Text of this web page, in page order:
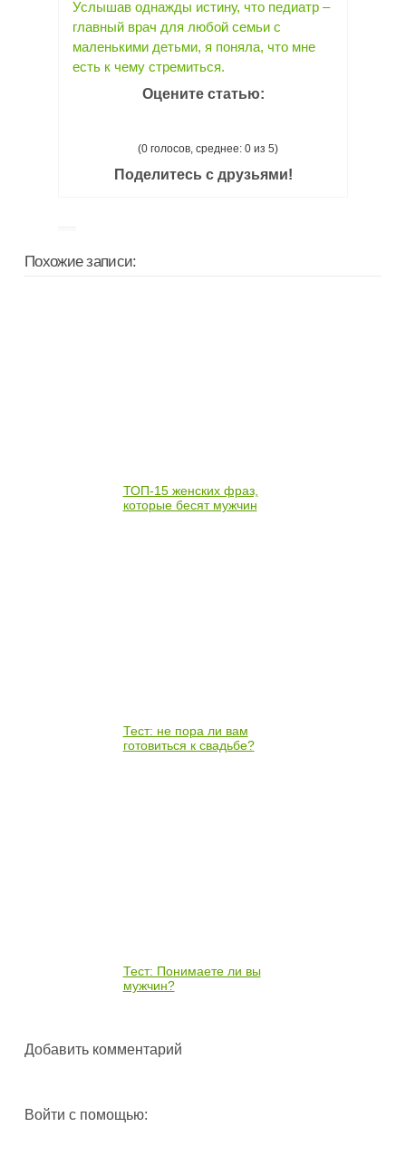
Услышав однажды истину, что педиатр –
главный врач для любой семьи с
маленькими детьми, я поняла, что мне
есть к чему стремиться.
Оцените статью:
(0 голосов, среднее: 0 из 5)
Поделитесь с друзьями!
Похожие записи:
ТОП-15 женских фраз,
которые бесят мужчин
Тест: не пора ли вам
готовиться к свадьбе?
Тест: Понимаете ли вы
мужчин?
Добавить комментарий
Войти с помощью: